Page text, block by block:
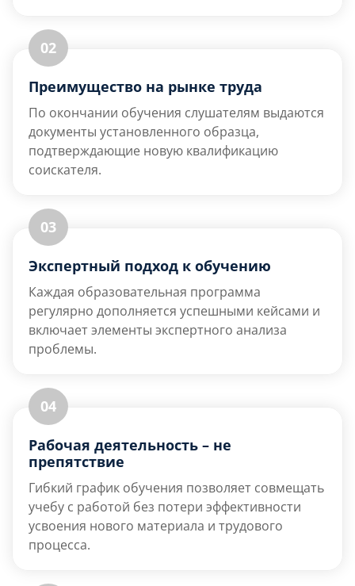
02
Преимущество на рынке труда
По окончании обучения слушателям выдаются
документы установленного образца,
подтверждающие новую квалификацию
соискателя.
03
Экспертный подход к обучению
Каждая образовательная программа
регулярно дополняется успешными кейсами и
включает элементы экспертного анализа
проблемы.
04
Рабочая деятельность – не
препятствие
Гибкий график обучения позволяет совмещать
учебу с работой без потери эффективности
усвоения нового материала и трудового
процесса.